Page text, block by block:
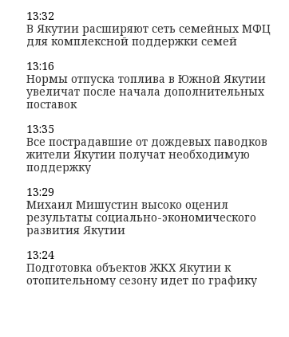
13:32
В Якутии расширяют сеть семейных МФЦ
для комплексной поддержки семей
13:16
Нормы отпуска топлива в Южной Якутии
увеличат после начала дополнительных
поставок
13:35
Все пострадавшие от дождевых паводков
жители Якутии получат необходимую
поддержку
13:29
Михаил Мишустин высоко оценил
результаты социально-экономического
развития Якутии
13:24
Подготовка объектов ЖКХ Якутии к
отопительному сезону идет по графику